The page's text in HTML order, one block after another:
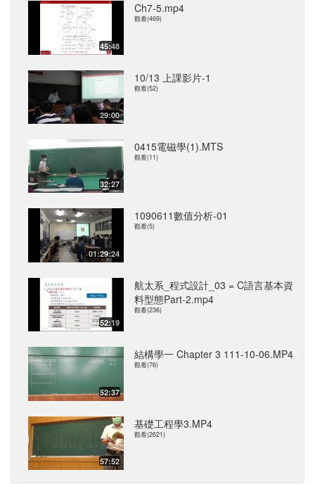
45:48
Ch7-5.mp4
觀看(469)
29:00
10/13 上課影片-1
觀看(52)
32:27
0415電磁學(1).MTS
觀看(11)
01:29:24
1090611數值分析-01
觀看(5)
52:19
航太系_程式設計_03 = C語言基本資
料型態Part-2.mp4
觀看(236)
52:37
結構學一 Chapter 3 111-10-06.MP4
觀看(76)
57:52
基礎工程學3.MP4
觀看(2621)